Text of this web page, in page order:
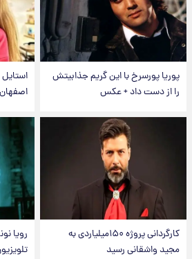
پوریا پورسرخ با این گریم جذابیتش
را از دست داد + عکس
اصفهان
کارگردانی پروژه ۱۵۰میلیاردی به
مجید واشقانی رسید
رویا